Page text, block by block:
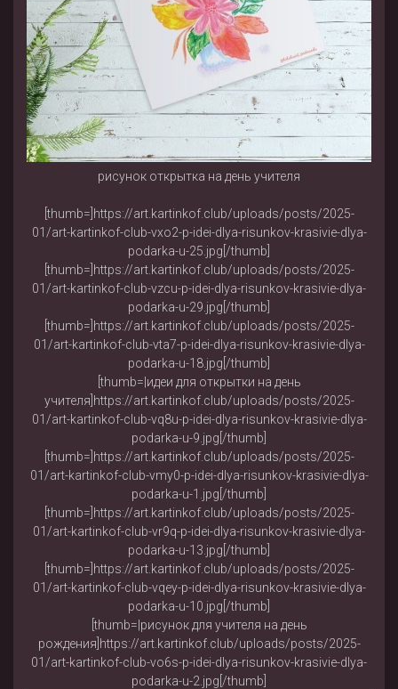
рисунок открытка на день учителя
[thumb=]https://art.kartinkof.club/uploads/posts/2025-
01/art-kartinkof-club-vxo2-p-idei-dlya-risunkov-krasivie-dlya-
podarka-u-25.jpg[/thumb]
[thumb=]https://art.kartinkof.club/uploads/posts/2025-
01/art-kartinkof-club-vzcu-p-idei-dlya-risunkov-krasivie-dlya-
podarka-u-29.jpg[/thumb]
[thumb=]https://art.kartinkof.club/uploads/posts/2025-
01/art-kartinkof-club-vta7-p-idei-dlya-risunkov-krasivie-dlya-
podarka-u-18.jpg[/thumb]
[thumb=|идеи для открытки на день
учителя]https://art.kartinkof.club/uploads/posts/2025-
01/art-kartinkof-club-vq8u-p-idei-dlya-risunkov-krasivie-dlya-
podarka-u-9.jpg[/thumb]
[thumb=]https://art.kartinkof.club/uploads/posts/2025-
01/art-kartinkof-club-vmy0-p-idei-dlya-risunkov-krasivie-dlya-
podarka-u-1.jpg[/thumb]
[thumb=]https://art.kartinkof.club/uploads/posts/2025-
01/art-kartinkof-club-vr9q-p-idei-dlya-risunkov-krasivie-dlya-
podarka-u-13.jpg[/thumb]
[thumb=]https://art.kartinkof.club/uploads/posts/2025-
01/art-kartinkof-club-vqey-p-idei-dlya-risunkov-krasivie-dlya-
podarka-u-10.jpg[/thumb]
[thumb=|рисунок для учителя на день
рождения]https://art.kartinkof.club/uploads/posts/2025-
01/art-kartinkof-club-vo6s-p-idei-dlya-risunkov-krasivie-dlya-
podarka-u-2.jpg[/thumb]